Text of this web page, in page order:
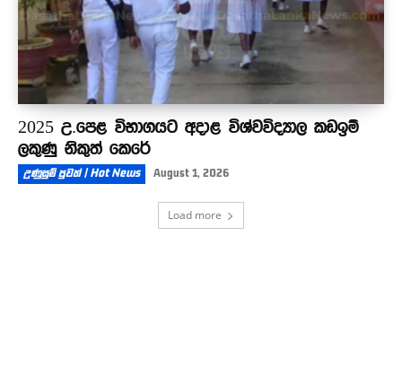
2025 උ.පෙළ විභාගයට අදාළ විශ්වවිද්‍යාල කඩඉම්
ලකුණු නිකුත් කෙරේ
උණුසුම් පුවත් | Hot News August 1, 2026
Load more